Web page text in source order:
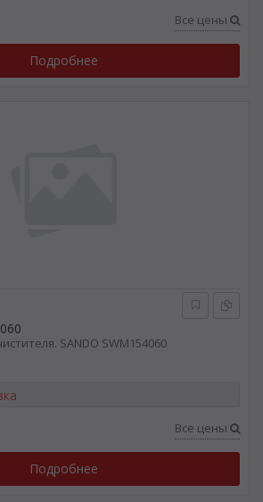
Все цены
Подробнее
SANDO SWM154060
Все цены
Подробнее